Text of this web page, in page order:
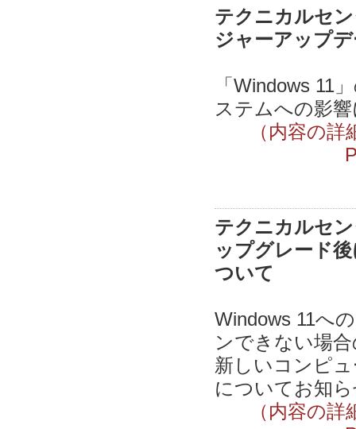
テクニカルセ
ジャーアップ
「Windows 11
ステムへの影
（内容の
テクニカルセ
ップグレード
ついて
Windows 11へ
ンできない場
新しいコンピ
についてお知
（内容の